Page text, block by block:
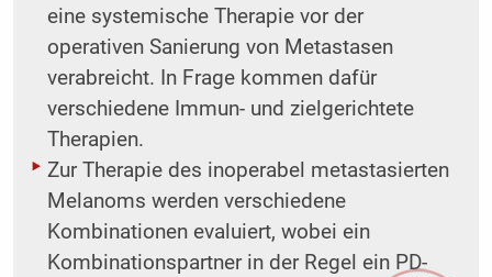
eine systemische Therapie vor der
operativen ­Sanierung von Metastasen
verabreicht. In Frage kommen dafür
verschiedene Immun- und zielgerichtete
Therapien.
Zur Therapie des inoperabel metastasierten
Melanoms werden verschiedene
Kombinationen evaluiert, wobei ein
Kombinationspartner in der Regel ein PD-